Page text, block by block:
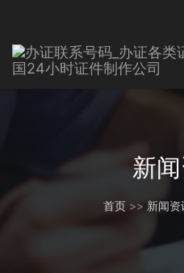
新
首页 >> 新闻资